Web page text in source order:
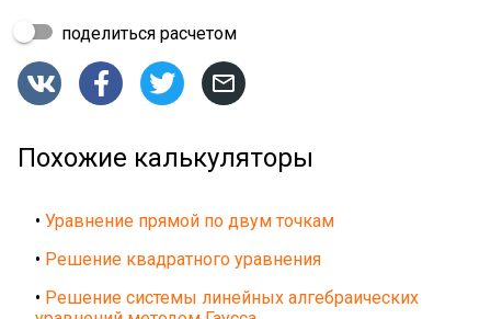
поделиться расчетом
   
Похожие калькуляторы
• Уравнение прямой по двум точкам
• Решение квадратного уравнения
• Решение системы линейных алгебраических